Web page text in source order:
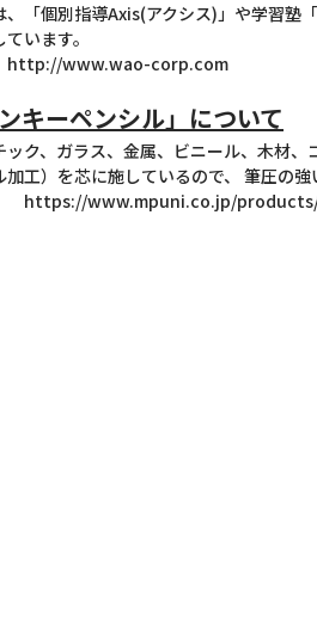
、「個別指導Axis(アクシス)」や学習
います。
http://www.wao-corp.com
キーペンシル」について
ク、ガラス、金属、ビニール、木材、
工）を芯に施しているので、 筆圧の
https://www.mpuni.co.jp/